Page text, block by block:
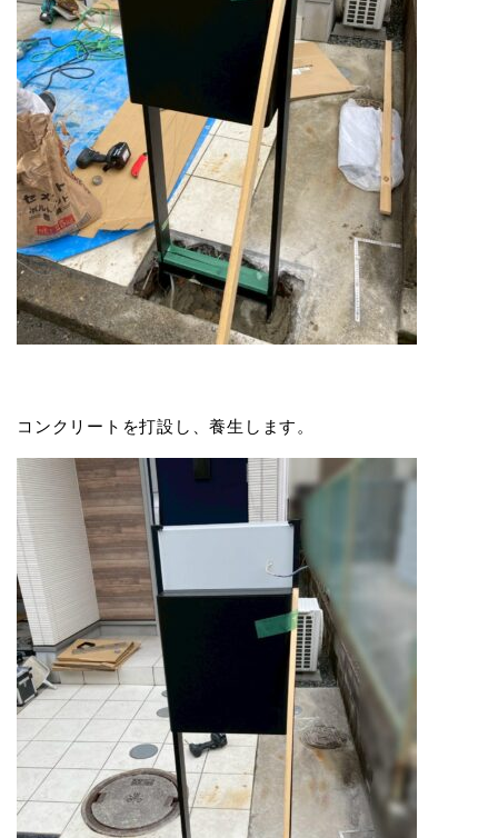
コンクリートを打設し、養生します。